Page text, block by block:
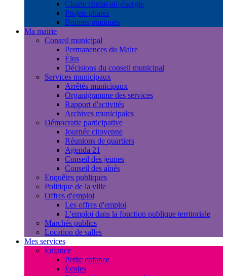
Charte climat-air-énergie
Projets phares
Bonnes pratiques
Ma mairie
Conseil municipal
Permanences du Maire
Élus
Décisions du conseil municipal
Services municipaux
Arrêtés municipaux
Organigramme des services
Rapport d'activités
Archives municipales
Démocratie participative
Journée citoyenne
Réunions de quartiers
Agenda 21
Conseil des jeunes
Conseil des aînés
Enquêtes publiques
Politique de la ville
Offres d'emploi
Les offres d'emploi
L'emploi dans la fonction publique territoriale
Marchés publics
Location de salles
Mes services
Enfance
Petite enfance
Écoles